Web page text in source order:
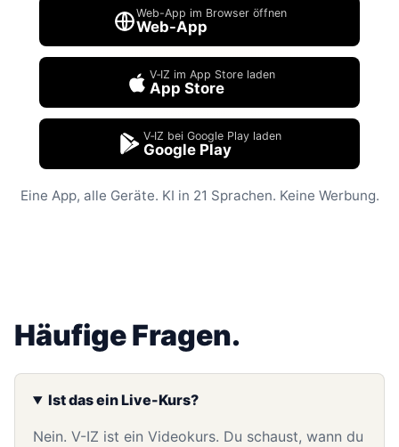
Web-App im Browser öffnen
Web-App
V‑IZ im App Store laden
App Store
V‑IZ bei Google Play laden
Google Play
Eine App, alle Geräte. KI in 21 Sprachen. Keine Werbung.
Häufige Fragen.
Ist das ein Live-Kurs?
Nein. V-IZ ist ein Videokurs. Du schaust, wann du